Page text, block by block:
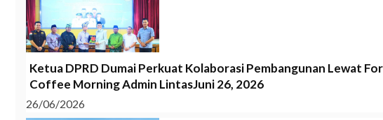
Ketua DPRD Dumai Perkuat Kolaborasi Pembangunan Lewat
Coffee Morning Admin LintasJuni 26, 2026
26/06/2026